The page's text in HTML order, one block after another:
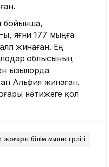
бойынша,
яғни 177 мыңға
жинаған. Ең
облысының
Қызылорда
Альфия жинаған.
нәтижеге қол
білім министрлігі